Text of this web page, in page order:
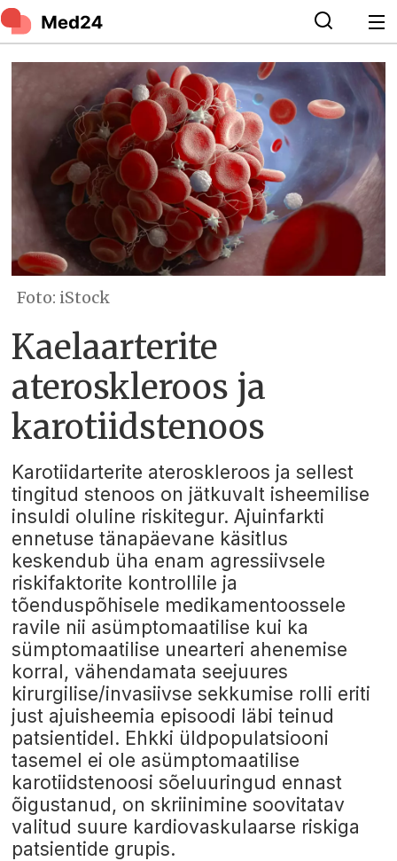
Foto: iStock
Kaelaarterite
ateroskleroos ja
karotiidstenoos
Karotiidarterite ateroskleroos ja sellest
tingitud stenoos on jätkuvalt isheemilise
insuldi oluline riskitegur. Ajuinfarkti
ennetuse tänapäevane käsitlus
keskendub üha enam agressiivsele
riskifaktorite kontrollile ja
tõenduspõhisele medikamentoossele
ravile nii asümptomaatilise kui ka
sümptomaatilise unearteri ahenemise
korral, vähendamata seejuures
kirurgilise/invasiivse sekkumise rolli eriti
just ajuisheemia episoodi läbi teinud
patsientidel. Ehkki üldpopulatsiooni
tasemel ei ole asümptomaatilise
karotiidstenoosi sõeluuringud ennast
õigustanud, on skriinimine soovitatav
valitud suure kardiovaskulaarse riskiga
patsientide grupis.